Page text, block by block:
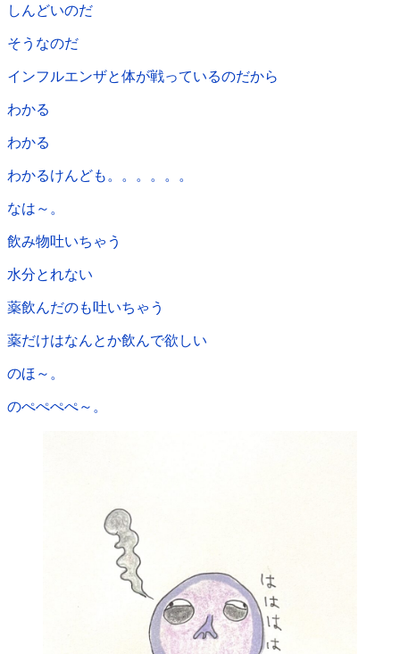
しんどいのだ
そうなのだ
インフルエンザと体が戦っているのだから
わかる
わかる
わかるけんども。。。。。。
なは～。
飲み物吐いちゃう
水分とれない
薬飲んだのも吐いちゃう
薬だけはなんとか飲んで欲しい
のほ～。
のぺぺぺぺ～。